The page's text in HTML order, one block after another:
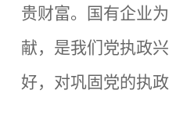
贵财富。国有企业
献，是我们党执政
好，对巩固党的执